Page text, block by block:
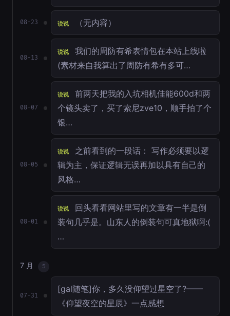
08-23 说说 （无内容）
08-13
说说
我们的周防有希表情包在本站上线啦
(素材来自我算出了周防有希有多可…
08-07
说说
前两天把我的入坑相机佳能600d和两
个镜头卖了，买了索尼zve10，顺手拍了个
银…
08-05
说说
之前看到的一段话： 写作必须要以逻
辑为主，保证逻辑无误再加以具有自己的
风格…
08-01
说说
回头看看网站里写的文章有一半是倒
装句几乎是。山东人的倒装句可真地狱啊:(
…
7 月 5
07-31
[gal随笔]你，多久没仰望过星空了?——
《仰望夜空的星辰》一点感想